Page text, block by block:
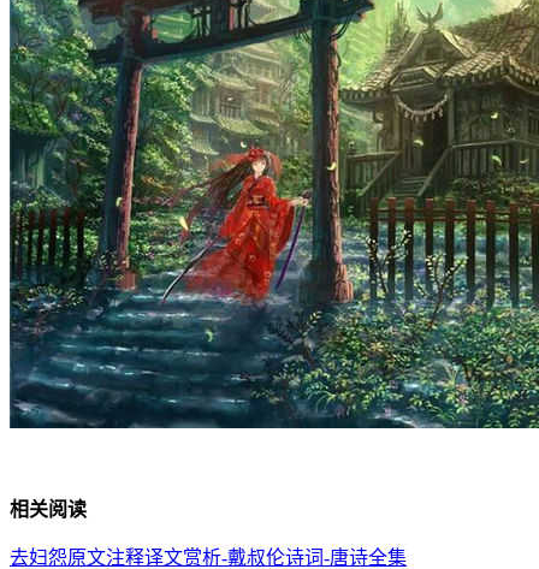
相关阅读
去妇怨原文注释译文赏析-戴叔伦诗词-唐诗全集